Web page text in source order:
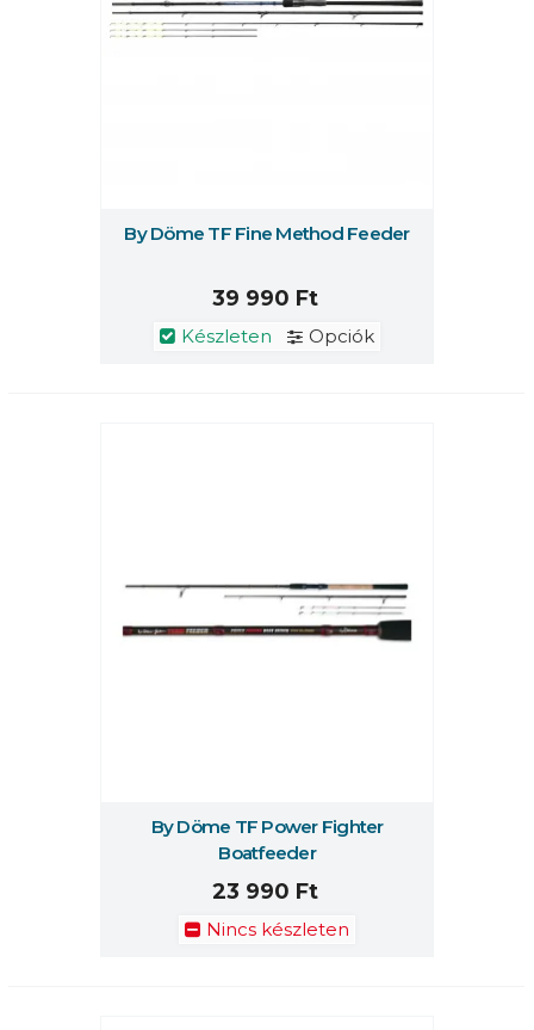
By Döme TF Fine Method Feeder
39 990 Ft
Készleten Opciók
By Döme TF Power Fighter
Boatfeeder
23 990 Ft
Nincs készleten